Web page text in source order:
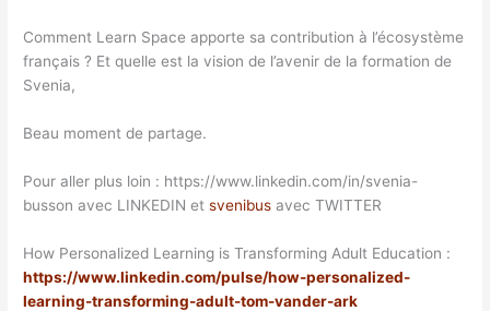
Comment Learn Space apporte sa contribution à l’écosystème
français ? Et quelle est la vision de l’avenir de la formation de
Svenia,
Beau moment de partage.
Pour aller plus loin : https://www.linkedin.com/in/svenia-
busson avec LINKEDIN etsvenibus avec TWITTER
How Personalized Learning is Transforming Adult Education :
https://www.linkedin.com/pulse/how-personalized-
learning-transforming-adult-tom-vander-ark